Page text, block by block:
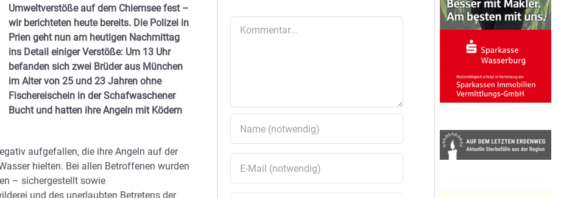
Umweltverstöße auf dem Chiemsee fest –
wir berichteten heute bereits. Die Polizei in
Prien geht nun am heutigen Nachmittag
ins Detail einiger Verstöße: Um 13 Uhr
befanden sich zwei Brüder aus München
im Alter von 25 und 23 Jahren ohne
Fischereischein in der Schafwaschener
Bucht und hatten ihre Angeln mit Ködern
aufgefallen, die ihre Angeln auf der
hielten. Bei allen Betroffenen wurden
– sichergestellt sowie
und des unerlaubten Betretens der